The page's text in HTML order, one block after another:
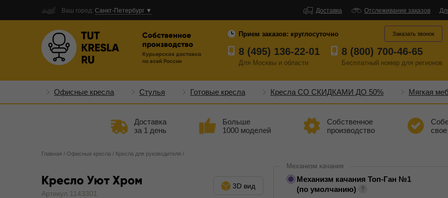
Ваш город: Санкт-Петербург ▼ Доставка Отслеживание заказов
Собственное
производство
Курьерская доставка
по всей России
Прием заказов: круглосуточно
8 (495) 136-22-01
Для Москвы и области
8 (800) 700-46-65
Бесплатный номер для регионов
Заказать звонок
Офисные кресла Стулья Готовые кресла Кресла СО СКИДКАМИ ДО 50% Мягкая
Доставка
за 1 день
Больше
1000 моделей
Собственное
производство
Главная / Офисные кресла / Кресла для руководителя /
Кресло Уют Хром
Артикул 1143301
3D вид
Механизм качания
Механизм качания Топ-Ган №1
(по умолчанию)